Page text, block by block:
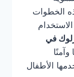
الخطوات
في
الأطفال